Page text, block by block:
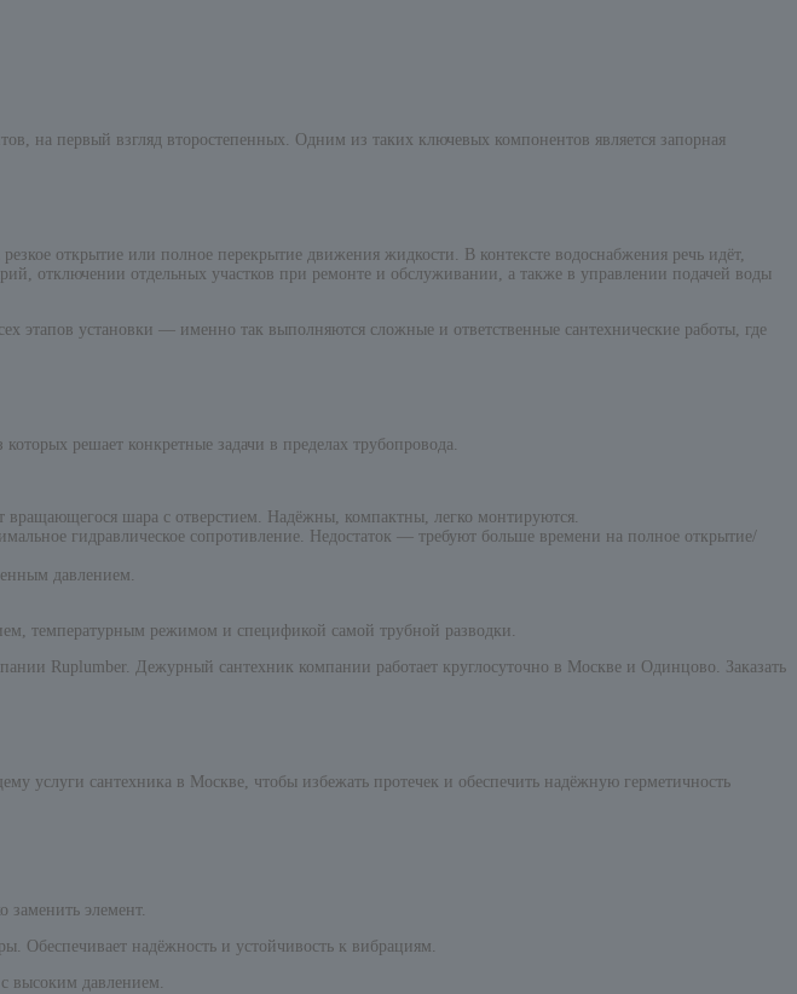
на первый взгляд второстепенных. Одним из таких ключевых компонентов является запорная
открытие или полное перекрытие движения жидкости. В контексте водоснабжения речь идёт,
отключении отдельных участков при ремонте и обслуживании, а также в управлении подачей воды
этапов установки — именно так выполняются сложные и ответственные сантехнические работы, где
решает конкретные задачи в пределах трубопровода.
шара с отверстием. Надёжны, компактны, легко монтируются.
гидравлическое сопротивление. Недостаток — требуют больше времени на полное открытие/
давлением.
температурным режимом и спецификой самой трубной разводки.
Ruplumber. Дежурный сантехник компании работает круглосуточно в Москве и Одинцово. Заказать
услуги сантехника в Москве, чтобы избежать протечек и обеспечить надёжную герметичность
заменить элемент.
Обеспечивает надёжность и устойчивость к вибрациям.
высоким давлением.